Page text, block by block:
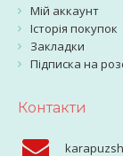
Мій аккаунт
Історія покупок
Закладки
Підписка на
Контакти